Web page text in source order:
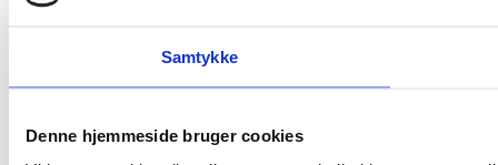
Samtykke
Denne hjemmeside bruger cookies